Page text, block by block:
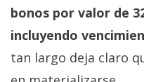
bonos por valor de
incluyendo
tan largo deja claro